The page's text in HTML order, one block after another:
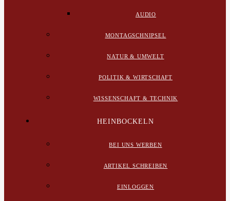
AUDIO
MONTAGSCHNIPSEL
NATUR & UMWELT
POLITIK & WIRTSCHAFT
WISSENSCHAFT & TECHNIK
HEINBOCKELN
BEI UNS WERBEN
ARTIKEL SCHREIBEN
EINLOGGEN